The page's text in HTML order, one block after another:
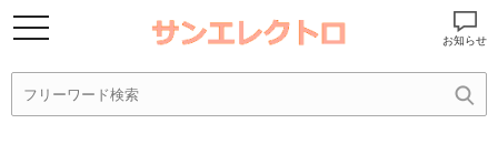
お知らせ